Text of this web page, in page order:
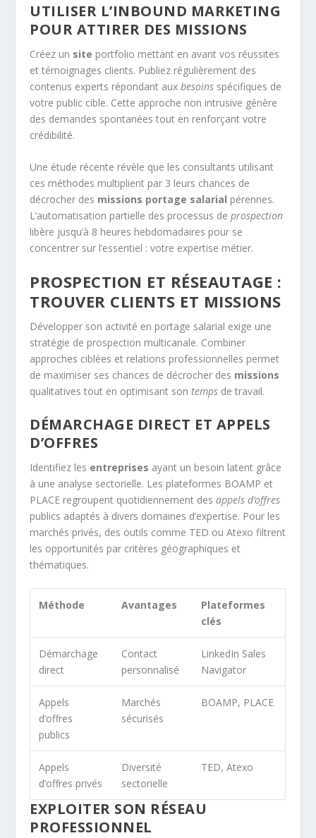
UTILISER L’INBOUND MARKETING
POUR ATTIRER DES MISSIONS
Créez un site portfolio mettant en avant vos réussites
et témoignages clients. Publiez régulièrement des
contenus experts répondant auxbesoins spécifiques de
votre public cible. Cette approche non intrusive génère
des demandes spontanées tout en renforçant votre
crédibilité.
Une étude récente révèle que les consultants utilisant
ces méthodes multiplient par 3 leurs chances de
décrocher des missions portage salarial pérennes.
L’automatisation partielle des processus deprospection
libère jusqu’à 8 heures hebdomadaires pour se
concentrer sur l’essentiel : votre expertise métier.
PROSPECTION ET RÉSEAUTAGE :
TROUVER CLIENTS ET MISSIONS
Développer son activité en portage salarial exige une
stratégie de prospection multicanale. Combiner
approches ciblées et relations professionnelles permet
de maximiser ses chances de décrocher des missions
qualitatives tout en optimisant sontemps de travail.
DÉMARCHAGE DIRECT ET APPELS
D’OFFRES
Identifiez les entreprises ayant un besoin latent grâce
à une analyse sectorielle. Les plateformes BOAMP et
PLACE regroupent quotidiennement desappels d’offres
publics adaptés à divers domaines d’expertise. Pour les
marchés privés, des outils comme TED ou Atexo filtrent
les opportunités par critères géographiques et
thématiques.
Méthode Avantages
Plateformes
clés
Démarchage
direct
Contact
personnalisé
LinkedIn Sales
Navigator
Appels
d’offres
publics
Marchés
sécurisés
BOAMP, PLACE
Appels
d’offres privés
Diversité
sectorielle
TED, Atexo
EXPLOITER SON RÉSEAU
PROFESSIONNEL